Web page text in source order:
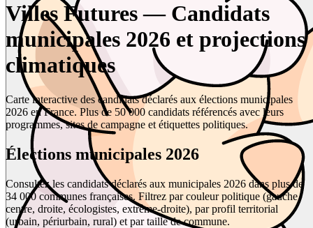
Villes Futures — Candidats
municipales 2026 et projections
climatiques
Carte interactive des candidats déclarés aux élections municipales
2026 en France. Plus de 50 000 candidats référencés avec leurs
programmes, sites de campagne et étiquettes politiques.
Élections municipales 2026
Consultez les candidats déclarés aux municipales 2026 dans plus de
34 000 communes françaises. Filtrez par couleur politique (gauche,
centre, droite, écologistes, extrême-droite), par profil territorial
(urbain, périurbain, rural) et par taille de commune.